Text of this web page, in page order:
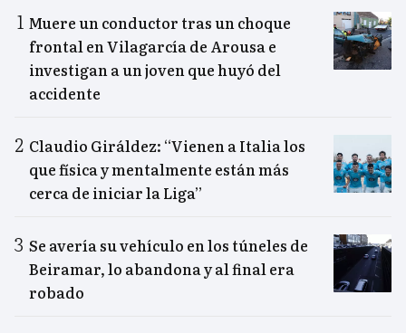
Muere un conductor tras un choque
frontal en Vilagarcía de Arousa e
investigan a un joven que huyó del
accidente
Claudio Giráldez: “Vienen a Italia los
que física y mentalmente están más
cerca de iniciar la Liga”
Se avería su vehículo en los túneles de
Beiramar, lo abandona y al final era
robado